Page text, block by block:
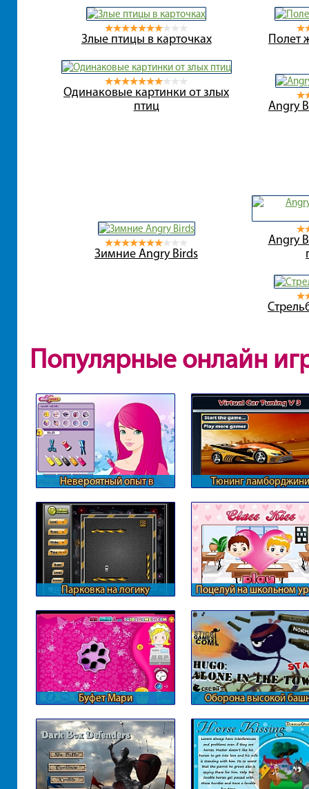
Злые птицы в карточках Полет
Одинаковые картинки от злых
птиц
Angry
Зимние Angry Birds
Angry
Популярные онлайн
Невероятный опыт в
Тюнинг ламборджини
Парковка на логику Поцелуй на школьном
Буфет Мари Оборона высокой